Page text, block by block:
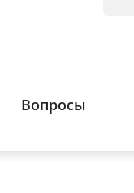
Вопросы